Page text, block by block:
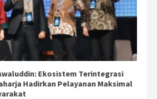
Ekosistem Terintegrasi
Hadirkan Pelayanan Maksimal